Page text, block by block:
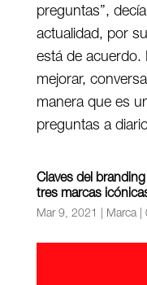
preguntas”,
actualidad, por
está de acuerdo.
mejorar,
manera que es
preguntas a
Claves del
tres marcas
Mar 9, 2021 Marca|